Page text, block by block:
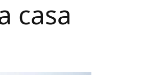
casa